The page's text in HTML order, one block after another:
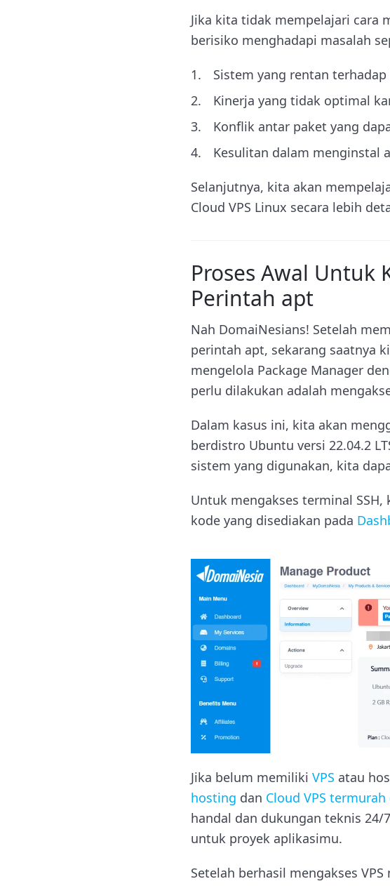
Jika kita tidak mempelajari cara
berisiko menghadapi masalah
Sistem yang rentan
Kinerja yang tidak optimal
Konflik antar paket yang
Kesulitan dalam menginstal
Selanjutnya, kita akan
Cloud VPS Linux secara lebih
Proses Awal Untuk
Perintah apt
Nah DomaiNesians! Setelah
perintah apt, sekarang saatnya
mengelola Package Manager
perlu dilakukan adalah
Dalam kasus ini, kita akan
berdistro Ubuntu versi 22.04.2
sistem yang digunakan, kita
Untuk mengakses terminal
kode yang disediakan pada
Jika belum memiliki VPS atau
hosting dan Cloud VPS
handal dan dukungan teknis
untuk proyek aplikasimu.
Setelah berhasil mengakses